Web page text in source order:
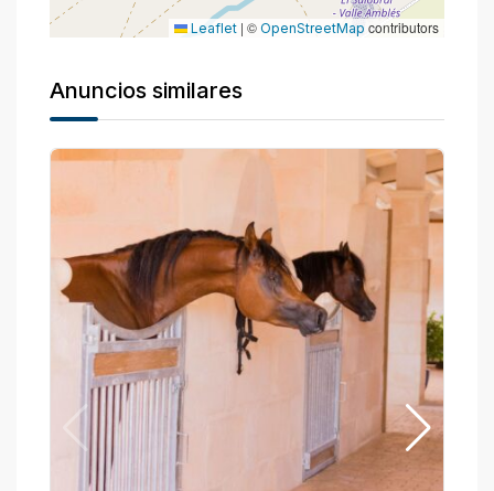
Leaflet | © OpenStreetMap contributors
Anuncios similares